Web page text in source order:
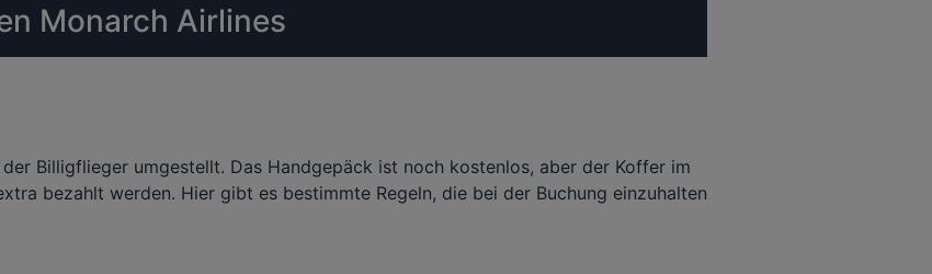
Monarch Airlines
Billigflieger umgestellt. Das Handgepäck ist noch kostenlos, aber der Koffer im
bezahlt werden. Hier gibt es bestimmte Regeln, die bei der Buchung einzuhalten